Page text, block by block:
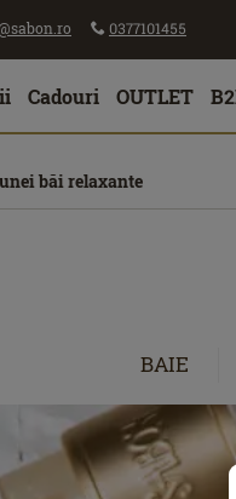
0377101455
Cadouri OUTLET
băi relaxante
BAIE